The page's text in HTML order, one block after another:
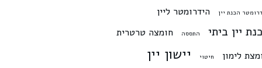
הכנת יין הידרומטר ליין
יין ביתי התססה
חומצה טרטרית
לימון
חיטוי יישון יין